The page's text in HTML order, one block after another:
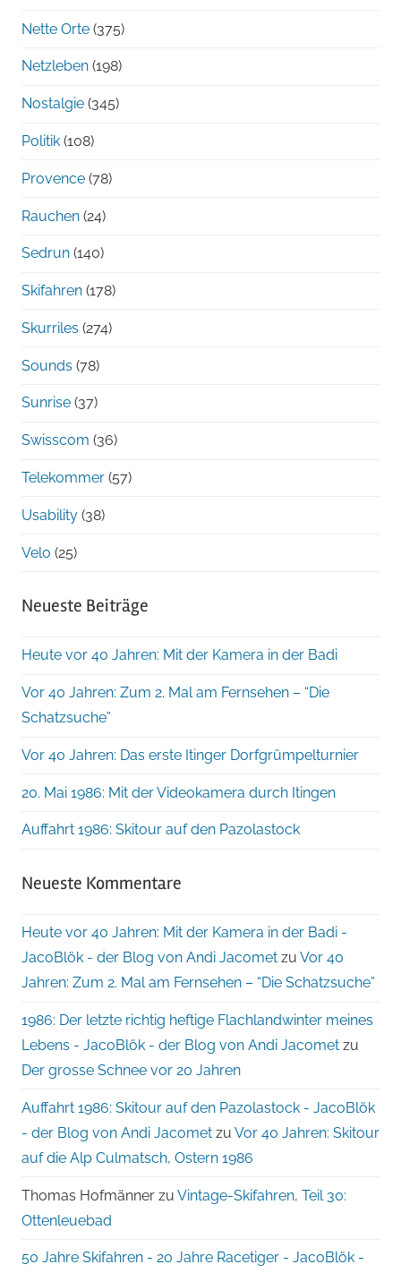
Nette Orte (375)
Netzleben (198)
Nostalgie (345)
Politik (108)
Provence (78)
Rauchen (24)
Sedrun (140)
Skifahren (178)
Skurriles (274)
Sounds (78)
Sunrise (37)
Swisscom (36)
Telekommer (57)
Usability (38)
Velo (25)
Neueste Beiträge
Heute vor 40 Jahren: Mit der Kamera in der Badi
Vor 40 Jahren: Zum 2. Mal am Fernsehen – “Die
Schatzsuche”
Vor 40 Jahren: Das erste Itinger Dorfgrümpelturnier
20. Mai 1986: Mit der Videokamera durch Itingen
Auffahrt 1986: Skitour auf den Pazolastock
Neueste Kommentare
Heute vor 40 Jahren: Mit der Kamera in der Badi -
JacoBlök - der Blog von Andi Jacomet zu Vor 40
Jahren: Zum 2. Mal am Fernsehen – “Die Schatzsuche”
1986: Der letzte richtig heftige Flachlandwinter meines
Lebens - JacoBlök - der Blog von Andi Jacomet zu
Der grosse Schnee vor 20 Jahren
Auffahrt 1986: Skitour auf den Pazolastock - JacoBlök
- der Blog von Andi Jacomet zu Vor 40 Jahren: Skitour
auf die Alp Culmatsch, Ostern 1986
Thomas Hofmänner zu Vintage-Skifahren, Teil 30:
Ottenleuebad
50 Jahre Skifahren - 20 Jahre Racetiger - JacoBlök -